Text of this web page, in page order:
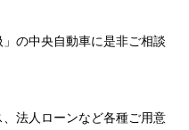
の中央自動車に是非ご相談
法人ローンなど各種ご用意